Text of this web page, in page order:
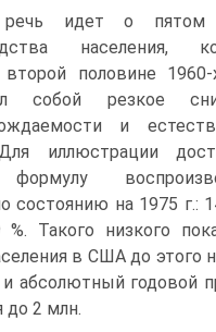
речь идет о пятом
населения,
второй половине
собой резкое
и
иллюстрации
состоянию на 1975 г.:
Такого низкого
в США до этого
абсолютный годовой
до 2 млн.